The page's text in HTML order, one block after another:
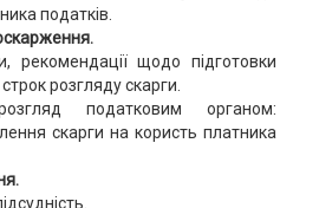
податків.
рекомендації щодо підготовки
розгляду скарги.
податковим органом:
скарги на користь платника